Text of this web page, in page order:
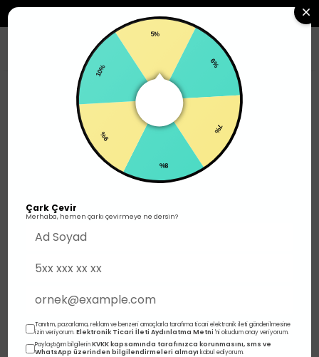
Üst Giyim T-shirt
6%
10%
Çark Çevir
Merhaba, hemen çarkı çevirmeye ne dersin?
Tanıtım, pazarlama, reklam ve benzeri amaçlarla tarafıma ticari elektronik ileti gönderilmesine
izin veriyorum.Elektronik Ticari İleti Aydınlatma Metni 'ni okudum onay veriyorum.
Paylaştığım bilgilerinKVKK kapsamında tarafınızca korunmasını, sms ve
WhatsApp üzerinden bilgilendirmeleri almayı kabul ediyorum.